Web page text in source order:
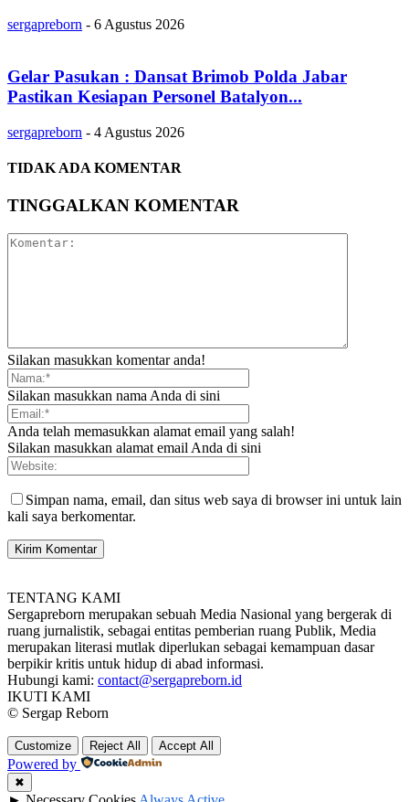
sergapreborn - 6 Agustus 2026
Gelar Pasukan : Dansat Brimob Polda Jabar
Pastikan Kesiapan Personel Batalyon...
sergapreborn - 4 Agustus 2026
TIDAK ADA KOMENTAR
TINGGALKAN KOMENTAR
Silakan masukkan komentar anda!
Silakan masukkan nama Anda di sini
Anda telah memasukkan alamat email yang salah!
Silakan masukkan alamat email Anda di sini
Simpan nama, email, dan situs web saya di browser ini untuk lain
kali saya berkomentar.
TENTANG KAMI
Sergapreborn merupakan sebuah Media Nasional yang bergerak di
ruang jurnalistik, sebagai entitas pemberian ruang Publik, Media
merupakan literasi mutlak diperlukan sebagai kemampuan dasar
berpikir kritis untuk hidup di abad informasi.
Hubungi kami: contact@sergapreborn.id
IKUTI KAMI
© Sergap Reborn
Customize Reject All Accept All
Powered by
✖